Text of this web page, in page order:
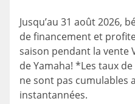
Jusqu’au 31 août 2026,
de financement et
saison pendant la vente
de Yamaha! *Les taux
ne sont pas cumulables
instantannées.
produit Yamaha Motor?
bénéficier de 0,5 % de
d’intérêt avec Services
vous financez un
enregistré. Renseignez-
concessionnaire sur ce